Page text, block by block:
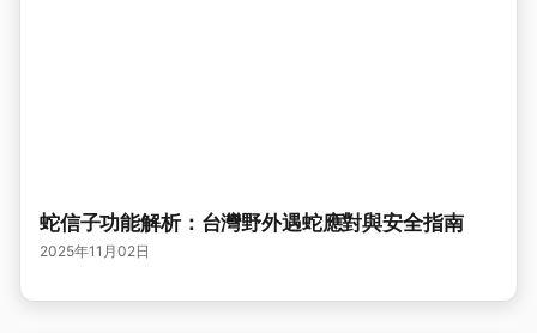
蛇信子功能解析：台灣野外遇蛇應對與安全指南
2025年11月02日